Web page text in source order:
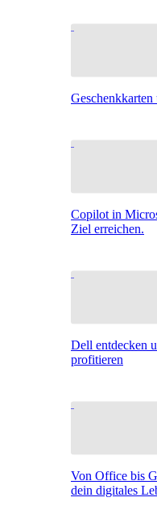
Copilot in
Ziel erreichen.
Dell entdecken
profitieren
Von Office bis
dein digitales